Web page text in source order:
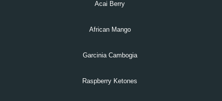
Acai Berry
African Mango
Garcinia Cambogia
Raspberry Ketones